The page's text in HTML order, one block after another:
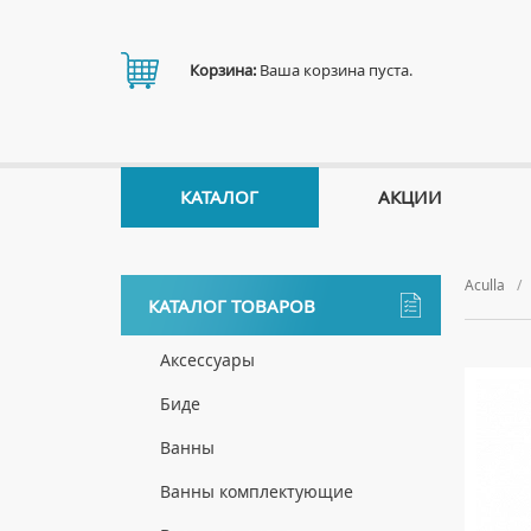
Aculla
КАТАЛОГ ТОВАРОВ
Аксессуары
ДЕРЖАТЕЛИ
Биде
НАПОЛЬНЫЕ БИДЕ
Ванны
АКРИЛОВЫЕ ВАННЫ
Ванны комплектующие
Корзина: Ваша корзина пуста.
КАТАЛОГ АКЦИИ